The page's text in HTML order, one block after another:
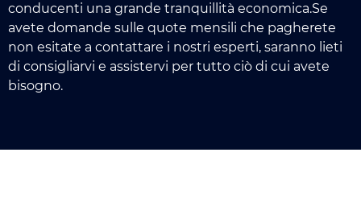
conducenti una grande tranquillità economica.Se
avete domande sulle quote mensili che pagherete
non esitate a contattare i nostri esperti, saranno lieti
di consigliarvi e assistervi per tutto ciò di cui avete
bisogno.